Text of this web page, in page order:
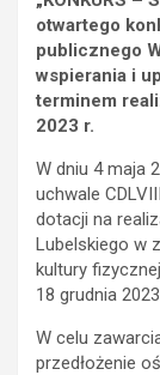
otwartego
publicznego
wspierania i
terminem
2023 r.
W dniu 4 maja
uchwale
dotacji na
Lubelskiego w
kultury
18 grudnia
W celu
przedłożenie